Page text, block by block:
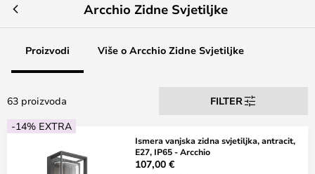
Arcchio Zidne Svjetiljke
Proizvodi Više o Arcchio Zidne Svjetiljke
63 proizvoda
FILTER
-14% EXTRA
Ismera vanjska zidna svjetiljka, antracit,
E27, IP65 - Arcchio
107,00 €